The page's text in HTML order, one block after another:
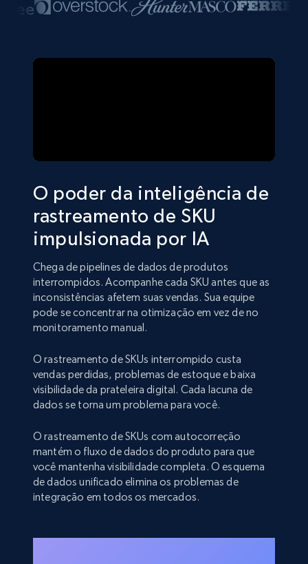
O poder da inteligência de
rastreamento de SKU
impulsionada por IA
Chega de pipelines de dados de produtos
interrompidos. Acompanhe cada SKU antes que as
inconsistências afetem suas vendas. Sua equipe
pode se concentrar na otimização em vez de no
monitoramento manual.
O rastreamento de SKUs interrompido custa
vendas perdidas, problemas de estoque e baixa
visibilidade da prateleira digital. Cada lacuna de
dados se torna um problema para você.
O rastreamento de SKUs com autocorreção
mantém o fluxo de dados do produto para que
você mantenha visibilidade completa. O esquema
de dados unificado elimina os problemas de
integração em todos os mercados.